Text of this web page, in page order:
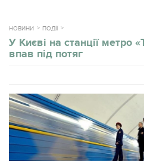
НОВИНИ ПОДІЇ
У Києві на станції метро
впав під потяг